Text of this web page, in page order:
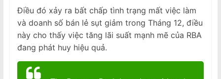
Điều đó xảy ra bất chấp tình trạng mất việc làm
và doanh số bán lẻ sụt giảm trong Tháng 12, điều
này cho thấy việc tăng lãi suất mạnh mẽ của RBA
đang phát huy hiệu quả.